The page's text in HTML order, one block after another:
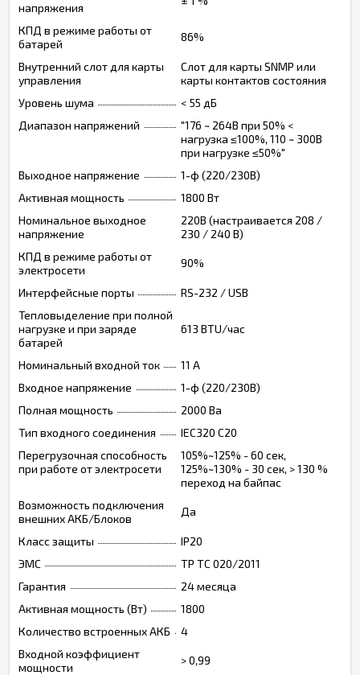
напряжения
КПД в режиме работы от
батарей
86%
Внутренний слот для карты
управления
Слот для карты SNMP или
карты контактов состояния
Уровень шума
< 55 дБ
Диапазон напряжений
"176 ~ 264В при 50% <
нагрузка ≤100%, 110 ~ 300В
при нагрузке ≤50%"
Выходное напряжение
1-ф (220/230В)
Активная мощность
1800 Вт
Номинальное выходное
напряжение
220В (настраивается 208 /
230 / 240 В)
КПД в режиме работы от
электросети
90%
Интерфейсные порты
RS-232 / USB
Тепловыделение при полной
нагрузке и при заряде
батарей
613 BTU/час
Номинальный входной ток
11 А
Входное напряжение
1-ф (220/230В)
Полная мощность
2000 Ва
Тип входного соединения
IEC320 C20
Перегрузочная способность
при работе от электросети
105%~125% - 60 сек,
125%~130% - 30 сек, > 130 %
переход на байпас
Возможность подключения
внешних АКБ/Блоков
Да
Класс защиты
IP20
ЭМС
ТР ТС 020/2011
Гарантия
24 месяца
Активная мощность (Вт)
1800
Количество встроенных АКБ
4
Входной коэффициент
мощности
> 0,99